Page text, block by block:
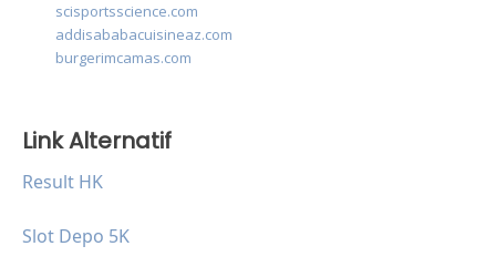
scisportsscience.com
addisababacuisineaz.com
burgerimcamas.com
Link Alternatif
Result HK
Slot Depo 5K